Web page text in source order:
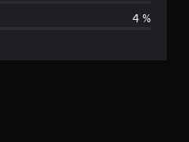
h
4 %